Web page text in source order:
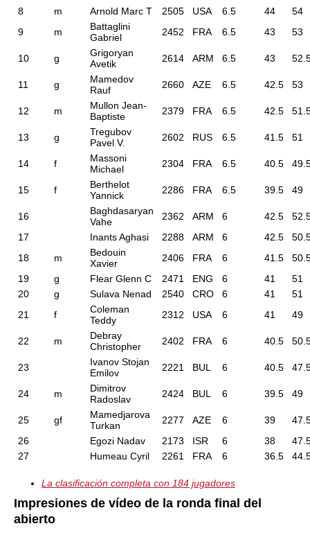
8
m Arnold Marc T 2505 USA 6.5 44
54
9
m
Battaglini
Gabriel
2452 FRA 6.5 43 53
10 g
Grigoryan
Avetik
2614 ARM 6.5 43
11 g
Mamedov
Rauf
2660 AZE 6.5 42.5 53
12 m
Mullon Jean-
Baptiste
2379 FRA 6.5 42.5
13 g
Tregubov
Pavel V.
2602 RUS 6.5 41.5 51
14 f
Massoni
Michael
2304 FRA 6.5 40.5
15 f
Berthelot
Yannick
2286 FRA 6.5 39.5 49
16
Baghdasaryan
Vahe
2362 ARM 6 42.5
17
Inants Aghasi 2288 ARM 6 42.5
18
m
Bedouin
Xavier
2406 FRA 6 41.5
19
g Flear Glenn C 2471 ENG 6 41
51
20
g Sulava Nenad 2540 CRO 6 41
51
21
f
Coleman
Teddy
2312 USA 6 41 49
22 m
Debray
Christopher
2402 FRA 6 40.5
23
Ivanov Stojan
Emilov
2221 BUL 6 40.5
24 m
Dimitrov
Radoslav
2424 BUL 6 39.5 49
25 gf
Mamedjarova
Turkan
2277 AZE 6 39
26
Egozi Nadav 2173 ISR 6 38
27
Humeau Cyril 2261 FRA 6 36.5
La clasificación completa con 184 jugadores
Impresiones de vídeo de la ronda final del
abierto